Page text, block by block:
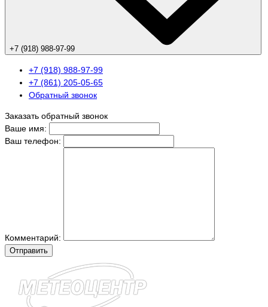
+7 (918) 988-97-99
+7 (918) 988-97-99
+7 (861) 205-05-65
Обратный звонок
Заказать обратный звонок
Ваше имя:
Ваш телефон:
Комментарий:
Отправить